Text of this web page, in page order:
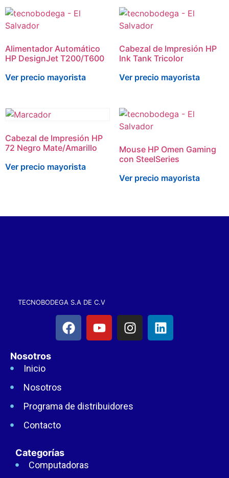
Alimentador Automático
HP DesignJet T200/T600
Ver precio mayorista
Cabezal de Impresión HP
Ink Tank Tricolor
Ver precio mayorista
Cabezal de Impresión HP
72 Negro Mate/Amarillo
Ver precio mayorista
Mouse HP Omen Gaming
con SteelSeries
Ver precio mayorista
TECNOBODEGA S.A DE C.V
Nosotros
Inicio
Nosotros
Programa de distribuidores
Contacto
Categorías
Computadoras